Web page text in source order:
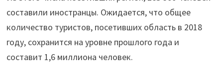
составили иностранцы. Ожидается, что общее
количество туристов, посетивших область в 2018
году, сохранится на уровне прошлого года и
составит 1,6 миллиона человек.